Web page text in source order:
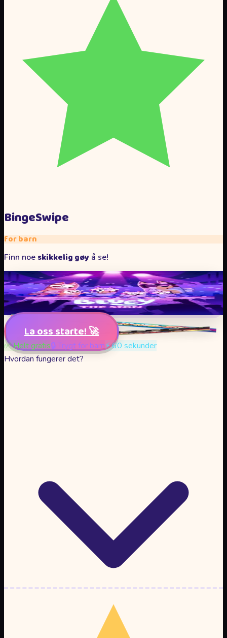
BingeSwipe
for barn
Finn noe skikkelig gøy å se!
Bluey
Comedy Children
La oss starte!🚀
✅Helt gratis🔒Trygt for barn⚡60 sekunder
Hvordan fungerer det?